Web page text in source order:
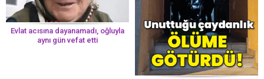
Evlat acısına dayanamadı, oğluyla
aynı gün vefat etti